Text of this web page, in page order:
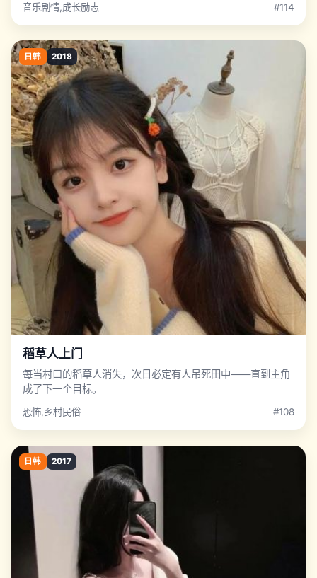
音乐剧情,成长励志 #114
日韩 2018
稻草人上门
每当村口的稻草人消失，次日必定有人吊死田中——直到主角
成了下一个目标。
恐怖,乡村民俗 #108
日韩 2017